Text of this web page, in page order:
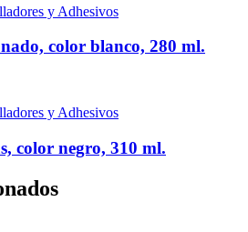
y Adhesivos
color blanco, 280 ml.
y Adhesivos
color negro, 310 ml.